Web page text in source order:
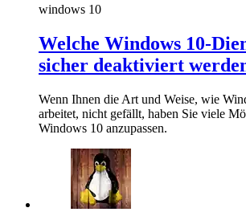
windows 10
Welche Windows 10-
sicher deaktiviert
Wenn Ihnen die Art und Weise, wie
arbeitet, nicht gefällt, haben Sie viele
Windows 10 anzupassen.